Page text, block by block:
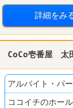
詳細をみ
CoCo壱番屋 太
アルバイト・パー
ココイチのホー